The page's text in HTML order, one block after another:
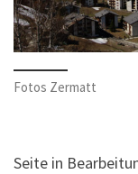
Fotos Zermatt
Seite in